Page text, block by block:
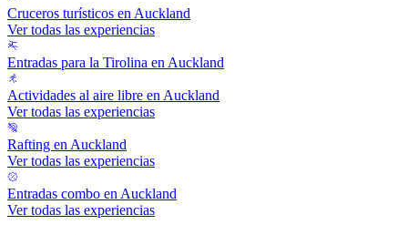
Cruceros turísticos en Auckland
Ver todas las experiencias
Entradas para la Tirolina en Auckland
Actividades al aire libre en Auckland
Ver todas las experiencias
Rafting en Auckland
Ver todas las experiencias
Entradas combo en Auckland
Ver todas las experiencias